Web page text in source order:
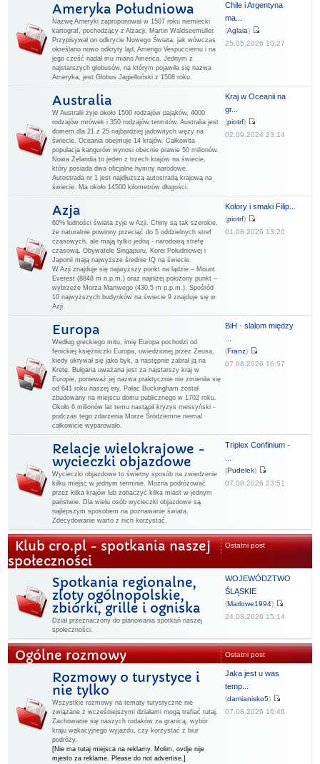
Ameryka Południowa
Nazwę Ameryki zaproponował w 1507 roku niemiecki
kartograf, pochodzący z Alzacji, Martin Waldseemüller.
Przypisywał on odkrycie Nowego Świata, jak wówczas
określano nowo odkryty ląd, Amerigo Vespucciemu i na
jego cześć nadał mu miano America. Jednym z
najstarszych globusów, na którym pojawiła się nazwa
Ameryka, jest Globus Jagielloński z 1508 roku.
Chile i Argentyna
ma...
(Aglaia)
25.05.2026 10:27
Australia
W Australii żyje około 1500 rodzajów pająków, 4000
rodzajów mrówek i 350 rodzajów termitów. Australia jest
domem dla 21 z 25 najbardziej jadowitych węży na
świecie. Oceania obejmuje 14 krajów. Całkowita
populacja kangurów wynosi obecnie prawie 50 milionów.
Nowa Zelandia to jeden z trzech krajów na świecie,
który posiada dwa oficjalne hymny narodowe.
Autostrada nr 1 jest najdłuższą autostradą krajową na
świecie. Ma około 14500 kilometrów długości.
Kraj w Oceanii na
gr...
(piotrf)
02.09.2024 23:14
Azja
60% ludności świata żyje w Azji. Chiny są tak szerokie,
że naturalnie powinny przeciąć do 5 oddzielnych stref
czasowych, ale mają tylko jedną - narodową strefę
czasową. Obywatele Singapuru, Korei Południowej i
Japonii mają najwyższe średnie IQ na świecie.
W Azji znajduje się najwyższy punkt na lądzie – Mount
Everest (8848 m n.p.m.) oraz najniżej położony punkt –
wybrzeże Morza Martwego (430,5 m p.p.m.). Spośród
10 najwyższych budynków na świecie 9 znajduje się w
Azji.
Kolory i smaki Filip...
(piotrf)
01.08.2026 13:20
Europa
Według greckiego mitu, imię Europa pochodzi od
fenickiej księżniczki Europa, uwiedzionej przez Zeusa,
kiedy ukrywał się jako byk, a następnie zabrał ją na
Kretę. Bułgaria uważana jest za najstarszy kraj w
Europie, ponieważ jej nazwa praktycznie nie zmieniła się
od 641 roku naszej ery. Pałac Buckingham został
zbudowany na miejscu domu publicznego w 1702 roku.
Około 6 milionów lat temu nastąpił kryzys messyński -
podczas tego zdarzenia Morze Śródziemne niemal
całkowicie wyparowało.
BiH - slalom między
(Franz)
07.08.2026 16:57
Relacje wielokrajowe -
wycieczki objazdowe
Wycieczki objazdowe to świetny sposób na zwiedzenie
kilku miejsc w jednym terminie. Można podróżować
przez kilka krajów lub zobaczyć kilka miast w jednym
państwie. Dla wielu osób wycieczki objazdowe są
najlepszym sposobem na poznawanie świata.
Zdecydowanie warto z nich korzystać.
Triplex Confinium -
(Pudelek)
07.08.2026 23:51
Klub cro.pl - spotkania naszej
społeczności
Ostatni post
Spotkania regionalne,
zloty ogólnopolskie,
zbiórki, grille i ogniska
Dział przeznaczony do planowania spotkań naszej
społeczności.
WOJEWÓDZTWO
ŚLĄSKIE
(Marlowe1994)
24.03.2026 15:14
Ogólne rozmowy Ostatni post
Rozmowy o turystyce i
nie tylko
Wszystkie rozmowy na tematy turystyczne nie
związane z wcześniejszymi działami mogą trafiać tutaj.
Zachowanie się naszych rodaków za granicą, wybór
kraju wakacyjnego wyjazdu, czy korzystać z biur
podróży.
[Nie ma tutaj miejsca na reklamy. Molim, ovdje nije
mjesto za reklame. Please do not advertise.]
Jaka jest u was
temp...
(damianisko5)
07.08.2026 16:46